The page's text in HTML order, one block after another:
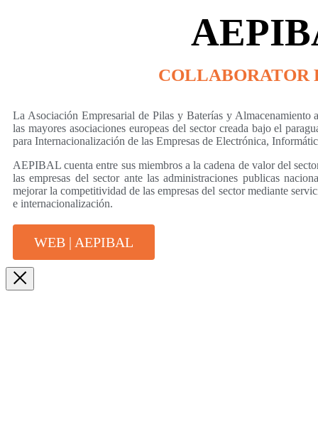
COLLABORATOR
La Asociación Empresarial de Pilas y Baterías y Almacenamiento
las mayores asociaciones europeas del sector creada bajo el
para Internacionalización de las Empresas de Electrónica,
AEPIBAL cuenta entre sus miembros a la cadena de valor del
las empresas del sector ante las administraciones publicas
mejorar la competitividad de las empresas del sector mediante
e internacionalización.
WEB | AEPIBAL